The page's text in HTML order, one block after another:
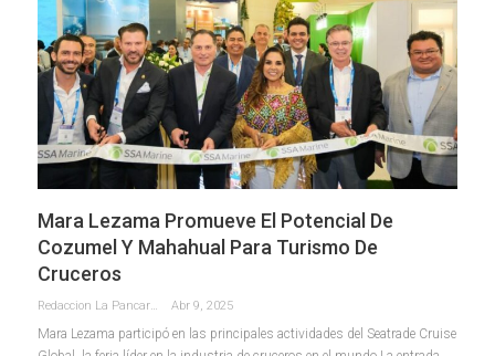
Mara Lezama Promueve El Potencial De
Cozumel Y Mahahual Para Turismo De
Cruceros
Redaccion La Pancarta De Quintana Roo Abr 9, 2025
Mara Lezama participó en las principales actividades del Seatrade Cruise